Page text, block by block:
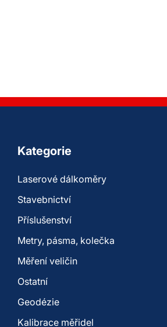
Kategorie
Laserové dálkoměry
Stavebnictví
Příslušenství
Metry, pásma, kolečka
Měření veličin
Ostatní
Geodézie
Kalibrace měřidel